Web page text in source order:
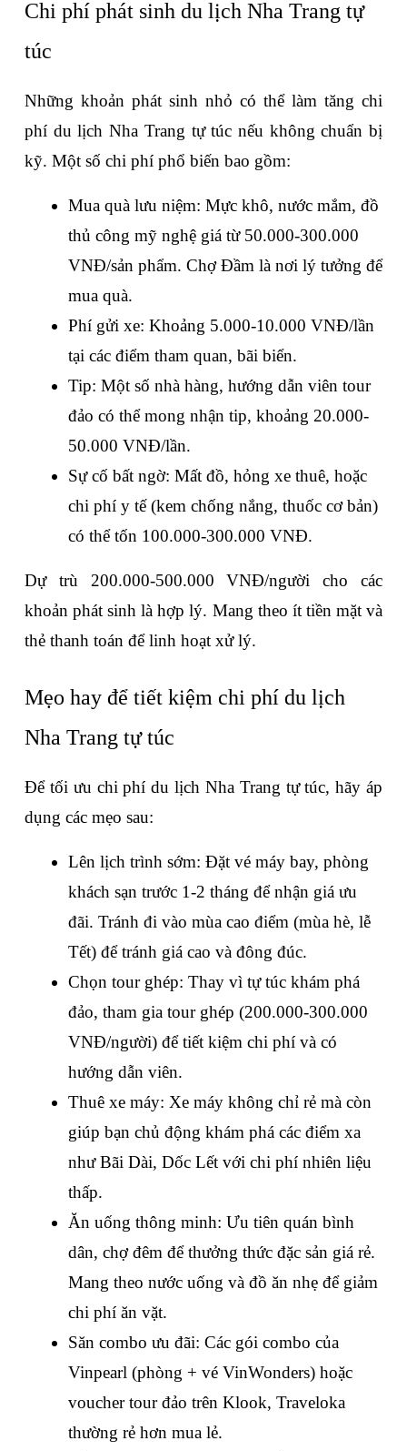
Chi phí phát sinh du lịch Nha Trang tự
túc
Những khoản phát sinh nhỏ có thể làm tăng chi
phí du lịch Nha Trang tự túc nếu không chuẩn bị
kỹ. Một số chi phí phổ biến bao gồm:
Mua quà lưu niệm: Mực khô, nước mắm, đồ
thủ công mỹ nghệ giá từ 50.000-300.000
VNĐ/sản phẩm. Chợ Đầm là nơi lý tưởng để
mua quà.
Phí gửi xe: Khoảng 5.000-10.000 VNĐ/lần
tại các điểm tham quan, bãi biển.
Tip: Một số nhà hàng, hướng dẫn viên tour
đảo có thể mong nhận tip, khoảng 20.000-
50.000 VNĐ/lần.
Sự cố bất ngờ: Mất đồ, hỏng xe thuê, hoặc
chi phí y tế (kem chống nắng, thuốc cơ bản)
có thể tốn 100.000-300.000 VNĐ.
Dự trù 200.000-500.000 VNĐ/người cho các
khoản phát sinh là hợp lý. Mang theo ít tiền mặt và
thẻ thanh toán để linh hoạt xử lý.
Mẹo hay để tiết kiệm chi phí du lịch
Nha Trang tự túc
Để tối ưu chi phí du lịch Nha Trang tự túc, hãy áp
dụng các mẹo sau:
Lên lịch trình sớm: Đặt vé máy bay, phòng
khách sạn trước 1-2 tháng để nhận giá ưu
đãi. Tránh đi vào mùa cao điểm (mùa hè, lễ
Tết) để tránh giá cao và đông đúc.
Chọn tour ghép: Thay vì tự túc khám phá
đảo, tham gia tour ghép (200.000-300.000
VNĐ/người) để tiết kiệm chi phí và có
hướng dẫn viên.
Thuê xe máy: Xe máy không chỉ rẻ mà còn
giúp bạn chủ động khám phá các điểm xa
như Bãi Dài, Dốc Lết với chi phí nhiên liệu
thấp.
Ăn uống thông minh: Ưu tiên quán bình
dân, chợ đêm để thưởng thức đặc sản giá rẻ.
Mang theo nước uống và đồ ăn nhẹ để giảm
chi phí ăn vặt.
Săn combo ưu đãi: Các gói combo của
Vinpearl (phòng + vé VinWonders) hoặc
voucher tour đảo trên Klook, Traveloka
thường rẻ hơn mua lẻ.